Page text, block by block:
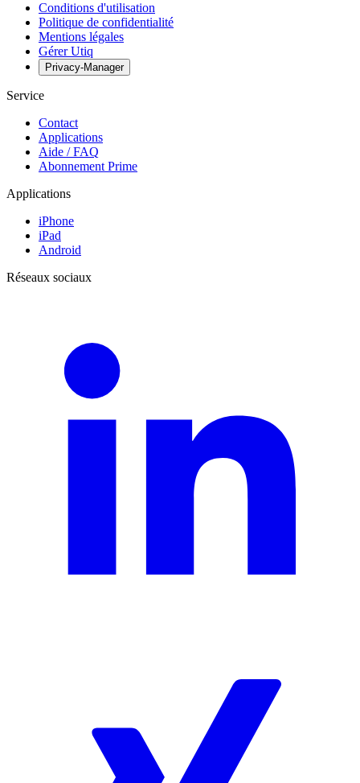
Conditions d'utilisation
Politique de confidentialité
Mentions légales
Gérer Utiq
Privacy-Manager
Service
Contact
Applications
Aide / FAQ
Abonnement Prime
Applications
iPhone
iPad
Android
Réseaux sociaux